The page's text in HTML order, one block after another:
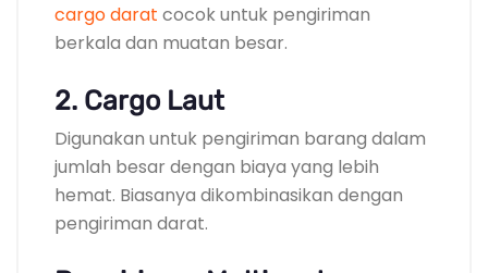
cargo darat cocok untuk pengiriman
berkala dan muatan besar.
2. Cargo Laut
Digunakan untuk pengiriman barang dalam
jumlah besar dengan biaya yang lebih
hemat. Biasanya dikombinasikan dengan
pengiriman darat.